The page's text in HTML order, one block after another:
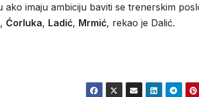
imaju ambiciju baviti se trenerskim
, Ćorluka, Ladić, Mrmić, rekao je Dalić.